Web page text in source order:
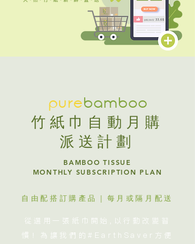
purebamboo
竹紙巾自動月購
派送計劃
BAMBOO TISSUE
MONTHLY SUBSCRIPTION PLAN
自由配搭訂購產品｜每月或隔月配送
從選用一張紙巾開始,以行動改變習
慣！為讓我們的#EarthSaver方便